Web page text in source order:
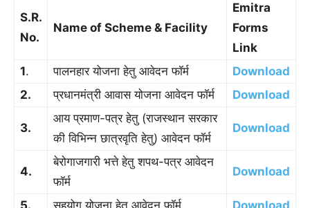
S.R.
No.
Name of Scheme & Facility
Emitra
Forms
Link
1. पालनहार योजना हेतु आवेदन फॉर्म
Download
2.
प्रधानमंत्री आवास योजना आवेदन फॉर्म Download
3.
आय प्रमाण-पत्र हेतु (राजस्थान सरकार
की विभिन्न छात्रवृति हेतु) आवेदन फॉर्म
Download
4.
बेरोगाजगारी भत्ते हेतु शपथ-पत्र आवेदन
फॉर्म
Download